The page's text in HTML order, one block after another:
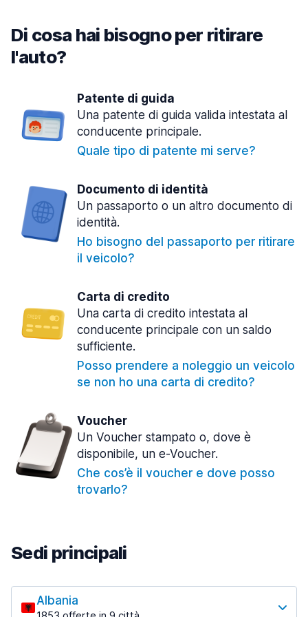
Di cosa hai bisogno per ritirare
l'auto?
Patente di guida
Una patente di guida valida intestata al
conducente principale.
Quale tipo di patente mi serve?
Documento di identità
Un passaporto o un altro documento di
identità.
Ho bisogno del passaporto per ritirare
il veicolo?
Carta di credito
Una carta di credito intestata al
conducente principale con un saldo
sufficiente.
Posso prendere a noleggio un veicolo
se non ho una carta di credito?
Voucher
Un Voucher stampato o, dove è
disponibile, un e-Voucher.
Che cos’è il voucher e dove posso
trovarlo?
Sedi principali
Albania